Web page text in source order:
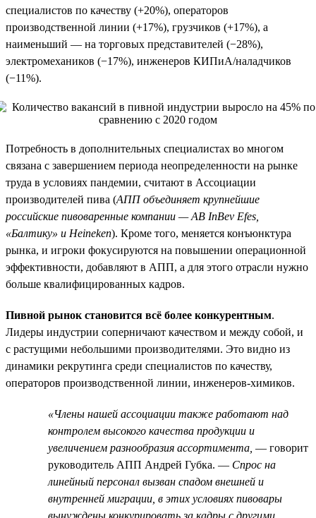
специалистов по качеству (+20%), операторов
производственной линии (+17%), грузчиков (+17%), а
наименьший — на торговых представителей (−28%),
электромехаников (−17%), инженеров КИПиА/наладчиков
(−11%).
Потребность в дополнительных специалистах во многом
связана с завершением периода неопределенности на рынке
труда в условиях пандемии, считают в Ассоциации
производителей пива (АПП объединяет крупнейшие
российские пивоваренные компании — AB InBev Efes,
«Балтику» и Heineken). Кроме того, меняется конъюнктура
рынка, и игроки фокусируются на повышении операционной
эффективности, добавляют в АПП, а для этого отрасли нужно
больше квалифицированных кадров.
Пивной рынок становится всё более конкурентным.
Лидеры индустрии соперничают качеством и между собой, и
с растущими небольшими производителями. Это видно из
динамики рекрутинга среди специалистов по качеству,
операторов производственной линии, инженеров-химиков.
«Члены нашей ассоциации также работают над
контролем высокого качества продукции и
увеличением разнообразия ассортимента, — говорит
руководитель АПП Андрей Губка. — Спрос на
линейный персонал вызван спадом внешней и
внутренней миграции, в этих условиях пивовары
вынуждены конкурировать за кадры с другими